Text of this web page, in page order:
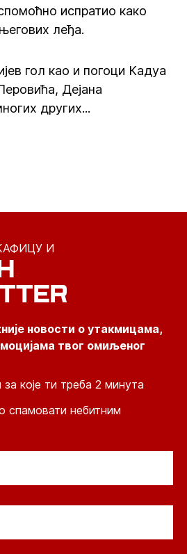
испратио како
леђа.
гол као и погоци Кадуа
Дејана
других...
И
новости о утакмицама,
твог омиљеног
за које ти треба 2 минута
спамовати небитним